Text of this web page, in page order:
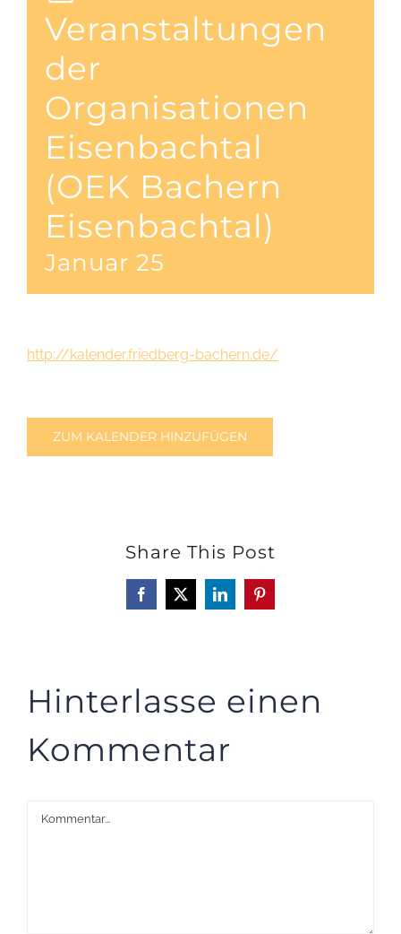
Veranstaltungen
der
Organisationen
Eisenbachtal
(OEK Bachern
Eisenbachtal)
Januar 25
http://kalender.friedberg-bachern.de/
ZUM KALENDER HINZUFÜGEN
Share This Post
Facebook
X LinkedInPinterest
Hinterlasse einen
Kommentar
Kommentar